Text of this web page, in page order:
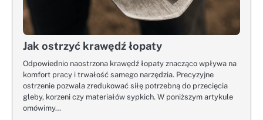
Jak ostrzyć krawędź łopaty
Odpowiednio naostrzona krawędź łopaty znacząco wpływa na
komfort pracy i trwałość samego narzędzia. Precyzyjne
ostrzenie pozwala zredukować siłę potrzebną do przecięcia
gleby, korzeni czy materiałów sypkich. W poniższym artykule
omówimy…